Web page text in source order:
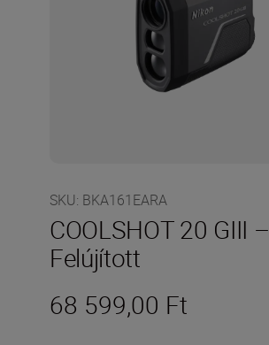
SKU: BKA161EARA
COOLSHOT 20 GIII –
Felújított
68 599,00 Ft